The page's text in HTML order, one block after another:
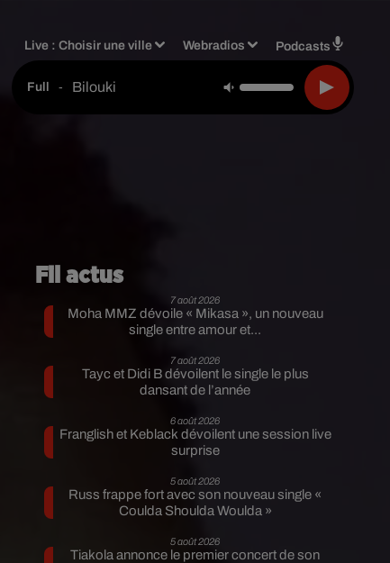
Live :Choisir une ville Webradios Podcasts
Full - Bilouki
Fil actus
7 août 2026
Moha MMZ dévoile « Mikasa », un nouveau
single entre amour et...
7 août 2026
Tayc et Didi B dévoilent le single le plus
dansant de l’année
6 août 2026
Franglish et Keblack dévoilent une session live
surprise
5 août 2026
Russ frappe fort avec son nouveau single «
Coulda Shoulda Woulda »
5 août 2026
Tiakola annonce le premier concert de son